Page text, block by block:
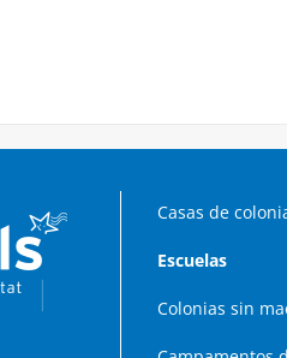
Casas de
Escuelas
Colonias sin